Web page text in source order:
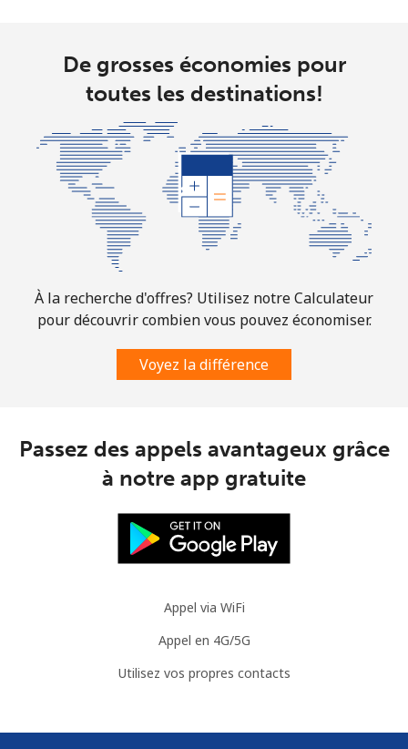
De grosses économies pour
toutes les destinations!
À la recherche d'offres? Utilisez notre Calculateur
pour découvrir combien vous pouvez économiser.
Voyez la différence
Passez des appels avantageux grâce
à notre app gratuite
Appel via WiFi
Appel en 4G/5G
Utilisez vos propres contacts